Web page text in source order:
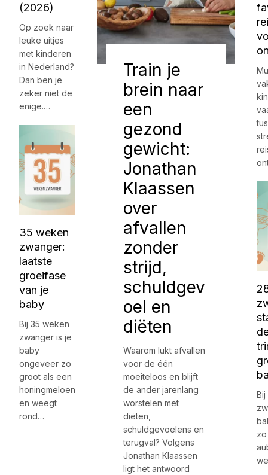
(2026)
Op zoek naar
leuke uitjes
met kinderen
in Nederland?
Dan ben je
zeker niet de
enige.…
35 weken
zwanger:
laatste
groeifase
van je
baby
Bij 35 weken
zwanger is je
baby
ongeveer zo
groot als een
honingmeloen
en weegt
rond…
Train je
brein naar
een
gezond
gewicht:
Jonathan
Klaassen
over
afvallen
zonder
strijd,
schuldgev
oel en
diëten
Waarom lukt afvallen
voor de één
moeiteloos en blijft
de ander jarenlang
worstelen met
diëten,
schuldgevoelens en
terugval? Volgens
Jonathan Klaassen
ligt het antwoord